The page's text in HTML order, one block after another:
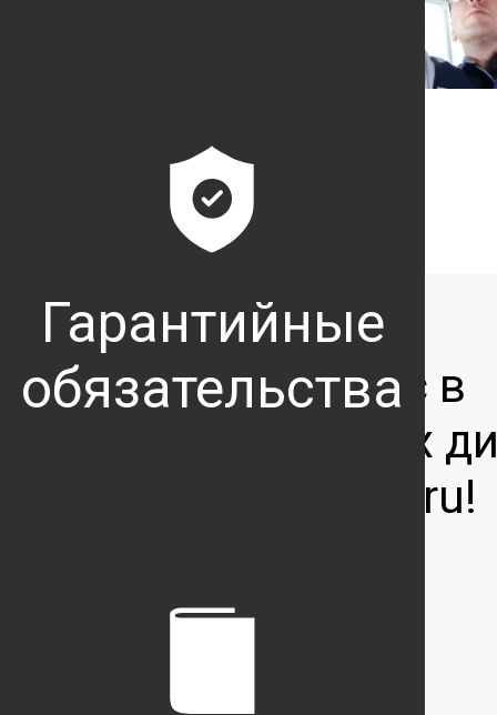
Гарантийные
обязательства
Мы ждём Вас в
официальных
центрах Subaru!